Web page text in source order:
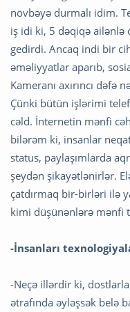
növbəyə durmalı idim.
iş idi ki, 5 dəqiqə ailənlə
gedirdi. Ancaq indi bir
əməliyyatlar aparıb,
Kameranı axırıncı dəfə
Çünki bütün işlərimi
cəld. İnternetin mənfi
bilərəm ki, insanlar
status, paylaşımlarda
şeydən şikayətlənirlər.
çatdırmaq bir-birləri ilə
kimi düşünənlərə mənfi
-İnsanları
-Neçə illərdir ki,
ətrafında əyləşsək belə